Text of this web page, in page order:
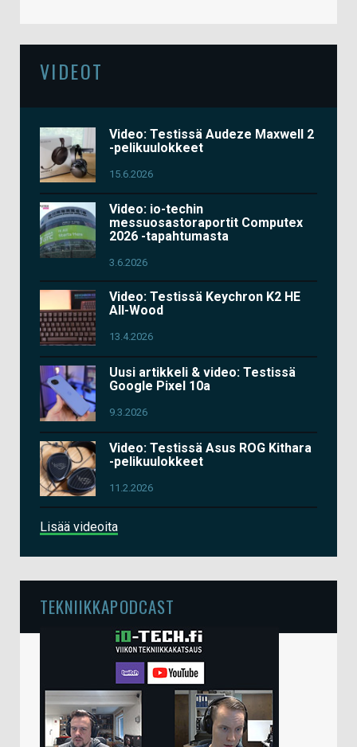
VIDEOT
Video: Testissä Audeze Maxwell 2
-pelikuulokkeet
15.6.2026
Video: io-techin
messuosastoraportit Computex
2026 -tapahtumasta
3.6.2026
Video: Testissä Keychron K2 HE
All-Wood
13.4.2026
Uusi artikkeli & video: Testissä
Google Pixel 10a
9.3.2026
Video: Testissä Asus ROG Kithara
-pelikuulokkeet
11.2.2026
Lisää videoita
TEKNIIKKAPODCAST